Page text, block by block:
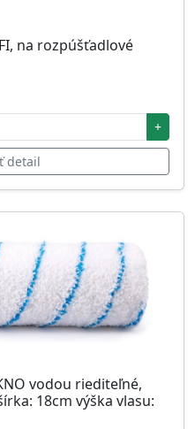
na rozpúšťadlové
+
detail
vodou riediteľné,
18cm výška vlasu: